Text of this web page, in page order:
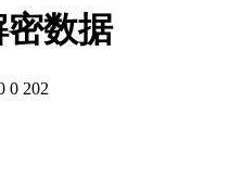
密数据
0 202